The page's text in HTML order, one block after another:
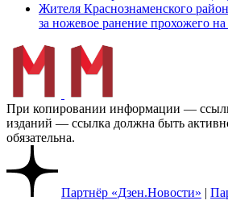
Жителя Краснознаменского
за ножевое ранение прохожего
При копировании информации —
изданий — ссылка должна быть
обязательна.
Партнёр «Дзен.Новости» |